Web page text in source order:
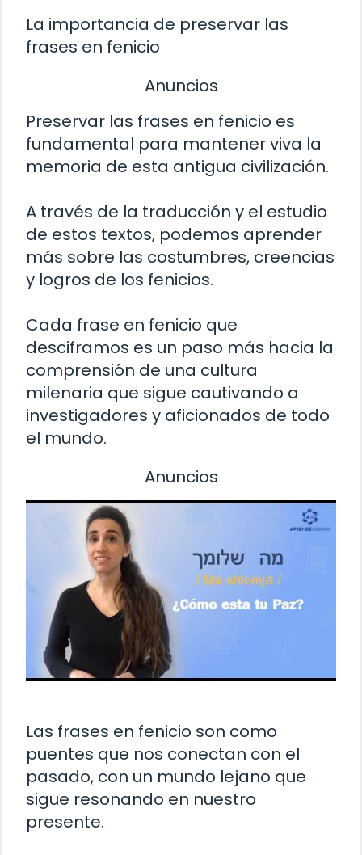
La importancia de preservar las
frases en fenicio
Anuncios
Preservar las frases en fenicio es
fundamental para mantener viva la
memoria de esta antigua civilización.
A través de la traducción y el estudio
de estos textos, podemos aprender
más sobre las costumbres, creencias
y logros de los fenicios.
Cada frase en fenicio que
desciframos es un paso más hacia la
comprensión de una cultura
milenaria que sigue cautivando a
investigadores y aficionados de todo
el mundo.
Anuncios
Las frases en fenicio son como
puentes que nos conectan con el
pasado, con un mundo lejano que
sigue resonando en nuestro
presente.